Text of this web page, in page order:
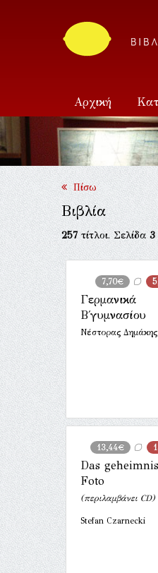
Αρχική
Επικοινωνία
Πίσω
Βιβλία
257τίτλοι. Σελίδα3
7,70€
Γερμανικά
Β΄γυμνασίου
Νέστορας Δημάκης
13,44€
Das
Foto
(περιλαμβάνει CD)
Stefan Czarnecki